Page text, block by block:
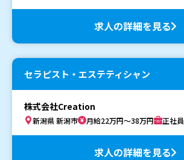
求人の詳細を見る
セラピスト・エステティシャン
株式会社Creation
新潟県 新潟市 月給22万円～38万円 正社員
求人の詳細を見る